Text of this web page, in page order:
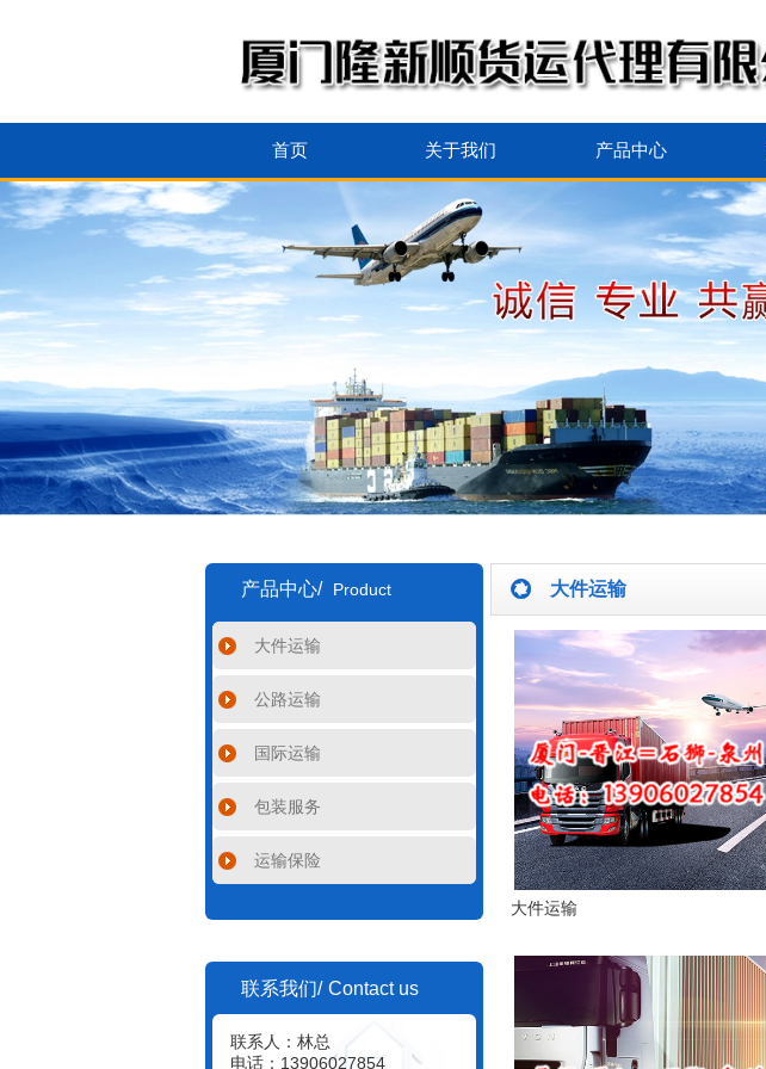
首页 关于我们 产品中心
产品中心/ Product
大件运输
公路运输
国际运输
包装服务
运输保险
联系我们/ Contact us
联系人：林总
电话：13906027854
大件运输
大件运输